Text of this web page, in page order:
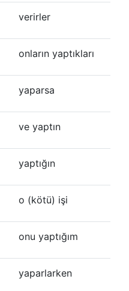
verirler
onların yaptıkları
yaparsa
ve yaptın
yaptığın
o (kötü) işi
onu yaptığım
yaparlarken